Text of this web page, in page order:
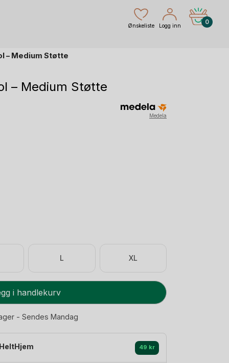
Ønskeliste Logg inn
0
– Medium Støtte
– Medium Støtte
Medela
L XL
i handlekurv
- Sendes Mandag
49 kr